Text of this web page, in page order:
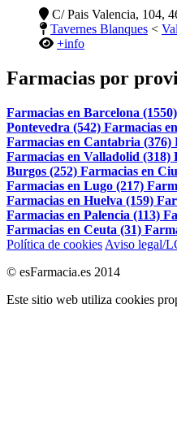
C/ Pais Valencia, 104,
Tavernes Blanques <
+info
Farmacias por
Farmacias en Barcelona (1550)
Pontevedra (542) Farmacias
Farmacias en Cantabria (376)
Farmacias en Valladolid (318)
Burgos (252) Farmacias en
Farmacias en Lugo (217)
Farmacias en Huelva (159)
Farmacias en Palencia (113)
Farmacias en Ceuta (31)
Política de cookies Aviso legal/
© esFarmacia.es 2014
Este sitio web utiliza cookies